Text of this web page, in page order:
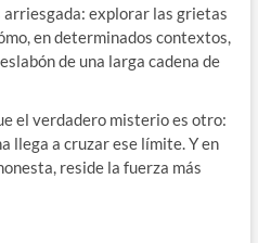
arriesgada: explorar las grietas
en determinados contextos,
de una larga cadena de
el verdadero misterio es otro:
llega a cruzar ese límite. Y en
reside la fuerza más